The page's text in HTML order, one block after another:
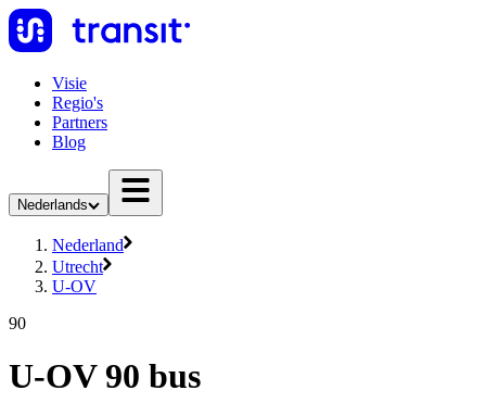
Visie
Regio's
Partners
Blog
Nederlands
Nederland
Utrecht
U-OV
90
U-OV 90 bus